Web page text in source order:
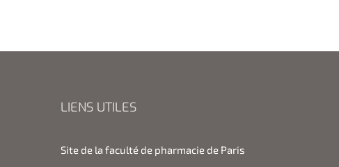
LIENS UTILES
Site de la faculté de pharmacie de Paris